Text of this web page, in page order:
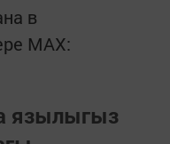
в
MАХ:
язылыгыз